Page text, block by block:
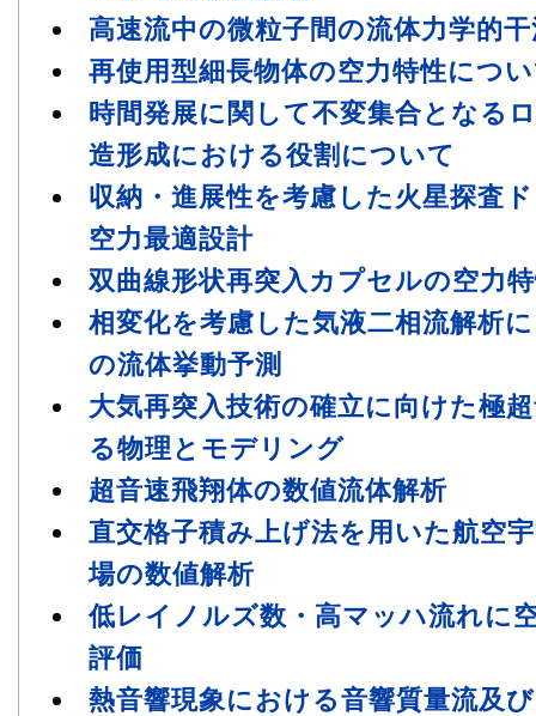
高速流中の微粒子間の流体力学的
再使用型細長物体の空力特性につ
時間発展に関して不変集合となる
造形成における役割について
収納・進展性を考慮した火星探査
空力最適設計
双曲線形状再突入カプセルの空力
相変化を考慮した気液二相流解析
の流体挙動予測
大気再突入技術の確立に向けた極
る物理とモデリング
超音速飛翔体の数値流体解析
直交格子積み上げ法を用いた航空
場の数値解析
低レイノルズ数・高マッハ流れに
評価
熱音響現象における音響質量流及